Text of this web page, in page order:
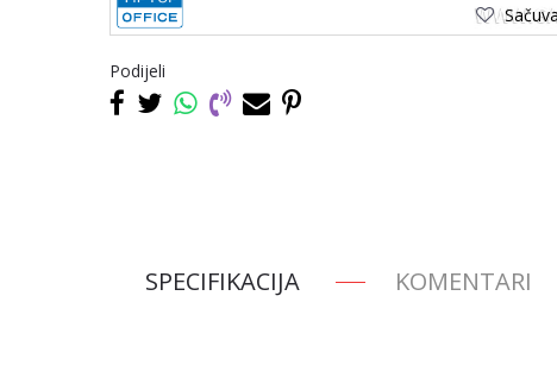
Podijeli
SPECIFIKACIJA KOMENTARI